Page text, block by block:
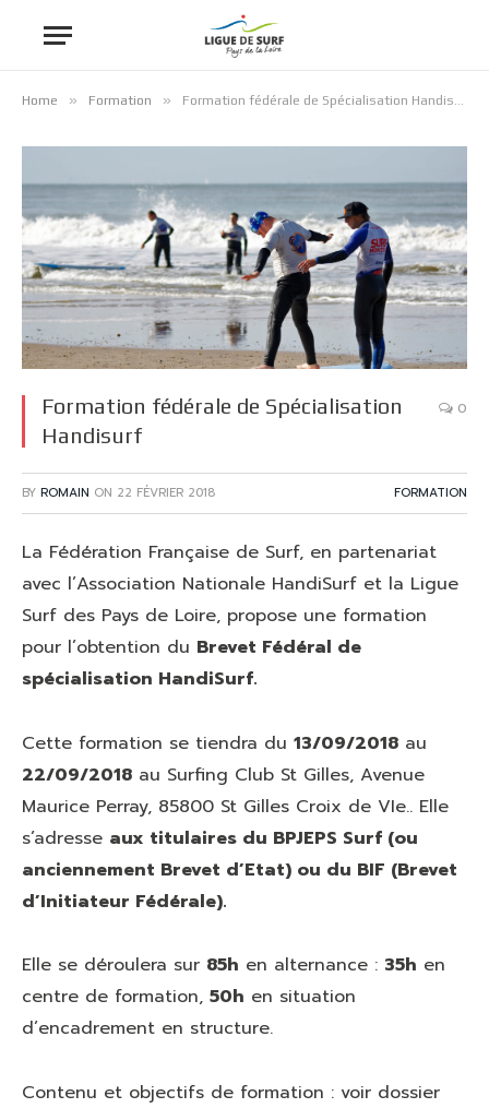
Home » Formation » Formation fédérale de Spécialisation Handisurf
Formation fédérale de Spécialisation
Handisurf
0
BY ROMAIN ON 22 FÉVRIER 2018 FORMATION
La Fédération Française de Surf, en partenariat
avec l’Association Nationale HandiSurf et la Ligue
Surf des Pays de Loire, propose une formation
pour l’obtention du Brevet Fédéral de
spécialisation HandiSurf.
Cette formation se tiendra du 13/09/2018 au
22/09/2018 au Surfing Club St Gilles, Avenue
Maurice Perray, 85800 St Gilles Croix de VIe.. Elle
s’adresse aux titulaires du BPJEPS Surf (ou
anciennement Brevet d’Etat) ou du BIF (Brevet
d’Initiateur Fédérale).
Elle se déroulera sur 85h en alternance : 35h en
centre de formation, 50h en situation
d’encadrement en structure.
Contenu et objectifs de formation : voir dossier